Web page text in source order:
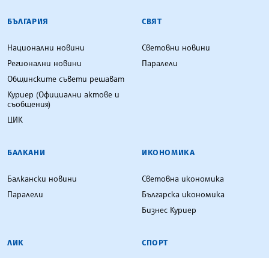
БЪЛГАРСКА ТЕЛЕГРАФНА АГЕНЦИЯ
БЪЛГАРИЯ
Национални новини
Регионални новини
Общинските съвети решават
Куриер (Официални актове и
съобщения)
ЦИК
СВЯТ
Световни новини
Паралели
БАЛКАНИ
Балкански новини
Паралели
ИКОНОМИКА
Световна икономика
Българска икономика
Бизнес Куриер
ЛИК СПОРТ